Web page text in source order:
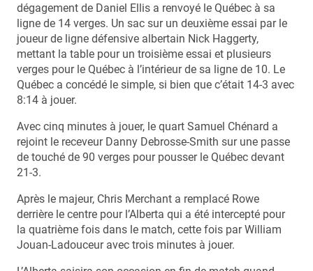
dégagement de Daniel Ellis a renvoyé le Québec à sa
ligne de 14 verges. Un sac sur un deuxième essai par le
joueur de ligne défensive albertain Nick Haggerty,
mettant la table pour un troisième essai et plusieurs
verges pour le Québec à l’intérieur de sa ligne de 10. Le
Québec a concédé le simple, si bien que c’était 14-3 avec
8:14 à jouer.
Avec cinq minutes à jouer, le quart Samuel Chénard a
rejoint le receveur Danny Debrosse-Smith sur une passe
de touché de 90 verges pour pousser le Québec devant
21-3.
Après le majeur, Chris Merchant a remplacé Rowe
derrière le centre pour l’Alberta qui a été intercepté pour
la quatrième fois dans le match, cette fois par William
Jouan-Ladouceur avec trois minutes à jouer.